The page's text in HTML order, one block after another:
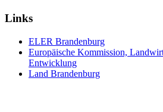
Links
ELER Brandenburg
Europäische Kommission,
Entwicklung
Land Brandenburg